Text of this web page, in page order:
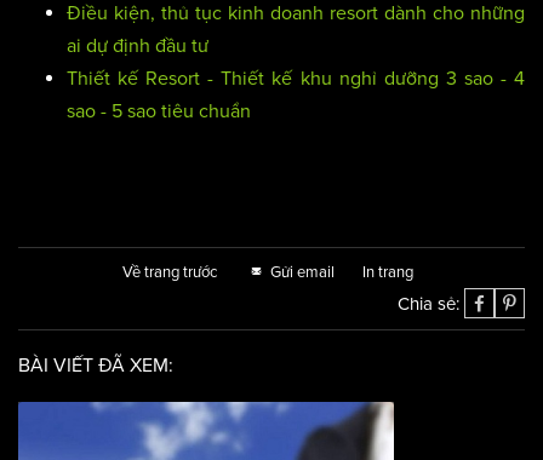
Điều kiện, thủ tục kinh doanh resort dành cho những
ai dự định đầu tư
Thiết kế Resort - Thiết kế khu nghỉ dưỡng 3 sao - 4
sao - 5 sao tiêu chuẩn
Về trang trước Gửi email In trang
Chia sẻ:
BÀI VIẾT ĐÃ XEM: